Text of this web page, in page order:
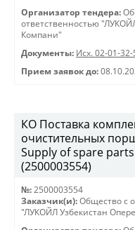
Организатор тендера:
ответственностью
Компани"
Документы: Исх. 02-01-
Прием заявок до:
КО Поставка
очистительных
Supply of spare
(2500003554)
№: 2500003554
Заказчик(и): Общество с
"ЛУКОЙЛ Узбекистан